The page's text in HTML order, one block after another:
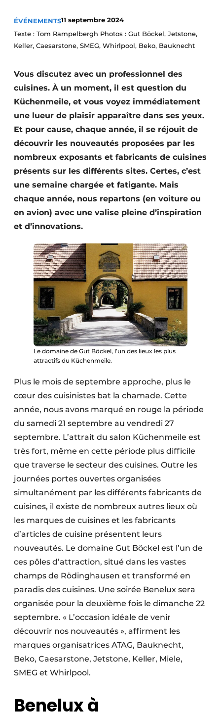
ÉVÉNEMENTS11 septembre 2024
Texte : Tom Rampelbergh Photos : Gut Böckel, Jetstone,
Keller, Caesarstone, SMEG, Whirlpool, Beko, Bauknecht
Vous discutez avec un professionnel des
cuisines. À un moment, il est question du
Küchenmeile, et vous voyez immédiatement
une lueur de plaisir apparaître dans ses yeux.
Et pour cause, chaque année, il se réjouit de
découvrir les nouveautés proposées par les
nombreux exposants et fabricants de cuisines
présents sur les différents sites. Certes, c’est
une semaine chargée et fatigante. Mais
chaque année, nous repartons (en voiture ou
en avion) avec une valise pleine d’inspiration
et d’innovations.
Le domaine de Gut Böckel, l’un des lieux les plus
attractifs du Küchenmeile.
Plus le mois de septembre approche, plus le
cœur des cuisinistes bat la chamade. Cette
année, nous avons marqué en rouge la période
du samedi 21 septembre au vendredi 27
septembre. L’attrait du salon Küchenmeile est
très fort, même en cette période plus difficile
que traverse le secteur des cuisines. Outre les
journées portes ouvertes organisées
simultanément par les différents fabricants de
cuisines, il existe de nombreux autres lieux où
les marques de cuisines et les fabricants
d’articles de cuisine présentent leurs
nouveautés. Le domaine Gut Böckel est l’un de
ces pôles d’attraction, situé dans les vastes
champs de Rödinghausen et transformé en
paradis des cuisines. Une soirée Benelux sera
organisée pour la deuxième fois le dimanche 22
septembre. « L’occasion idéale de venir
découvrir nos nouveautés », affirment les
marques organisatrices ATAG, Bauknecht,
Beko, Caesarstone, Jetstone, Keller, Miele,
SMEG et Whirlpool.
Benelux à